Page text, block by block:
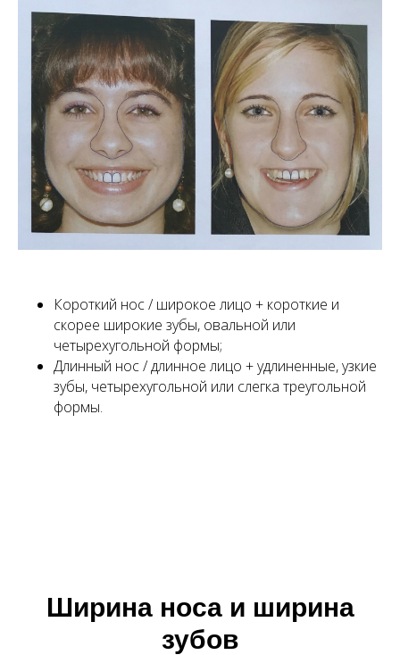
Короткий нос / широкое лицо + короткие и
скорее широкие зубы, овальной или
четырехугольной формы;
Длинный нос / длинное лицо + удлиненные, узкие
зубы, четырехугольной или слегка треугольной
формы.
Ширина носа и ширина
зубов
ИП БАРАНОВА АНАСТАСИЯ
ВЛАДИМИРОВНА